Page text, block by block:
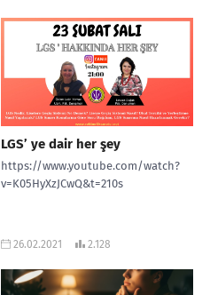
#2021ykstayfa #ales
#2021tayfaçalışıyor #yks2021tayfa
#onlinerehberlik
#2022tayfadersçalışıyor #2022tayfa...
LGS’ ye dair her şey
https://www.youtube.com/watch?
v=K05HyXzJCwQ&t=210s
26.02.2021 2.128